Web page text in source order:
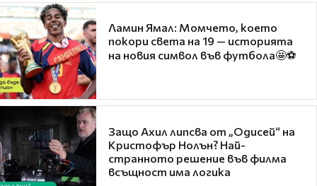
Ламин Ямал: Момчето, което
покори света на 19 — историята
на новия символ във футбола🤩⚽
Защо Ахил липсва от „Одисей“ на
Кристофър Нолън? Най-
странното решение във филма
всъщност има логика